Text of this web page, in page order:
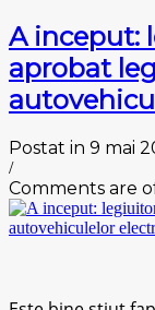
A inceput:
aprobat
Postat in 9 mai
/
Comments are